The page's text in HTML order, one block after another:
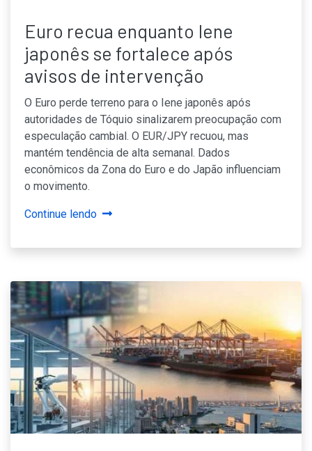
Euro recua enquanto Iene
japonês se fortalece após
avisos de intervenção
O Euro perde terreno para o Iene japonês após
autoridades de Tóquio sinalizarem preocupação com
especulação cambial. O EUR/JPY recuou, mas
mantém tendência de alta semanal. Dados
econômicos da Zona do Euro e do Japão influenciam
o movimento.
Continue lendo